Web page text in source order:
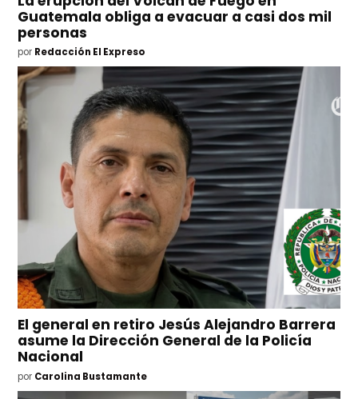
Guatemala obliga a evacuar a casi dos mil
personas
por Redacción El Expreso
El general en retiro Jesús Alejandro Barrera
asume la Dirección General de la Policía
Nacional
por Carolina Bustamante